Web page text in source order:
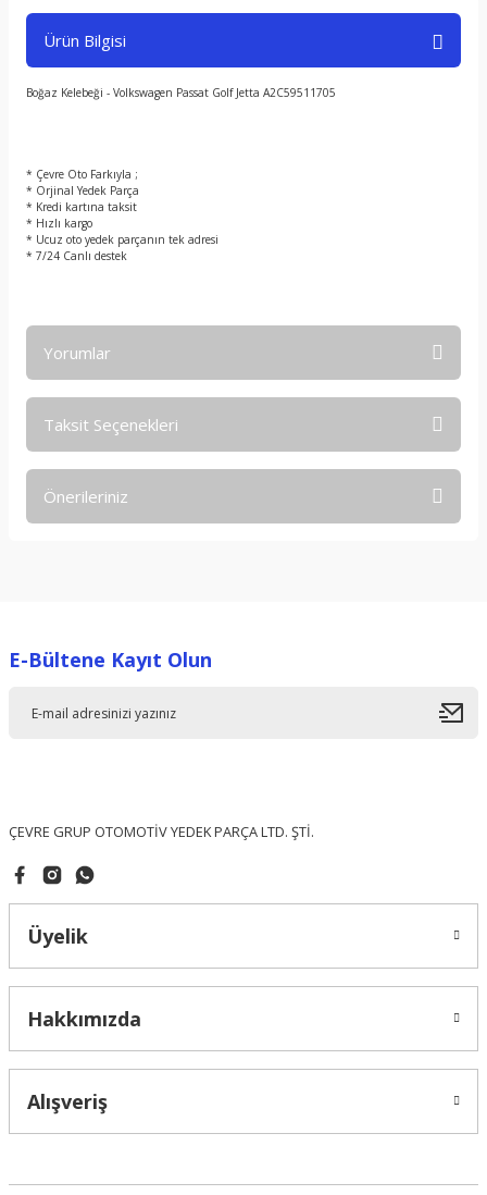
Ürün Bilgisi
Boğaz Kelebeği - Volkswagen Passat Golf Jetta A2C59511705
* Çevre Oto Farkıyla ;
* Orjinal Yedek Parça
* Kredi kartına taksit
* Hızlı kargo
* Ucuz oto yedek parçanın tek adresi
* 7/24 Canlı destek
Yorumlar
Taksit Seçenekleri
Önerileriniz
Ürün resmi kalitesiz, bozuk veya görüntülenemiyor.
E-Bültene Kayıt Olun
ÇEVRE GRUP OTOMOTİV YEDEK PARÇA LTD. ŞTİ.
Üyelik
Hakkımızda
Alışveriş